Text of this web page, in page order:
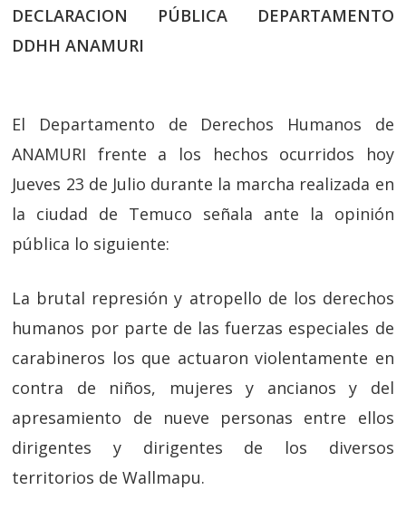
DECLARACION PÚBLICA DEPARTAMENTO
DDHH ANAMURI
El Departamento de Derechos Humanos de
ANAMURI frente a los hechos ocurridos hoy
Jueves 23 de Julio durante la marcha realizada en
la ciudad de Temuco señala ante la opinión
pública lo siguiente:
La brutal represión y atropello de los derechos
humanos por parte de las fuerzas especiales de
carabineros los que actuaron violentamente en
contra de niños, mujeres y ancianos y del
apresamiento de nueve personas entre ellos
dirigentes y dirigentes de los diversos
territorios de Wallmapu.